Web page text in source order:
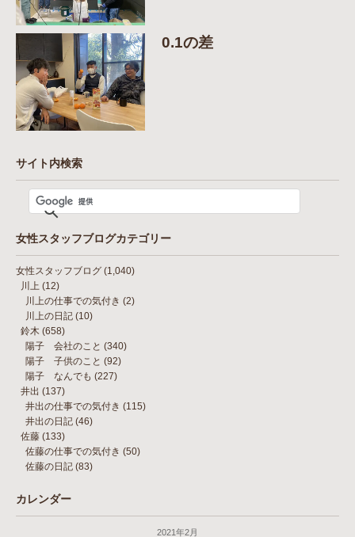
0.1の差
サイト内検索
女性スタッフブログカテゴリー
女性スタッフブログ (1,040)
川上 (12)
川上の仕事での気付き (2)
川上の日記 (10)
鈴木 (658)
陽子 会社のこと (340)
陽子 子供のこと (92)
陽子 なんでも (227)
井出 (137)
井出の仕事での気付き (115)
井出の日記 (46)
佐藤 (133)
佐藤の仕事での気付き (50)
佐藤の日記 (83)
カレンダー
2021年2月